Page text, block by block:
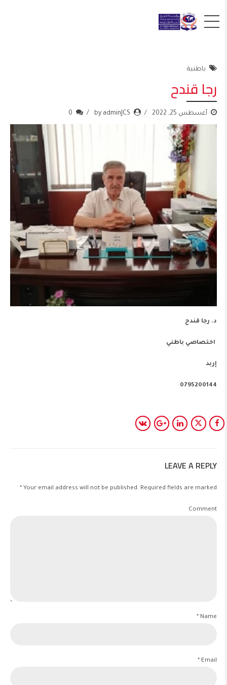
باطنية
رجا قندح
أغسطس 25, 2022 by adminJCS
0
د. رجا قندح
اختصاصي باطني
إربد
0795200144
LEAVE A REPLY
Your email address will not be published. Required fields are marked *
Comment
Name *
Email *